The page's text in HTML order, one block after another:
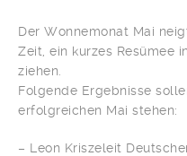
Der Wonnemonat Mai
Zeit, ein kurzes Resümee
ziehen.
Folgende Ergebnisse
erfolgreichen Mai stehen:
– Leon Kriszeleit